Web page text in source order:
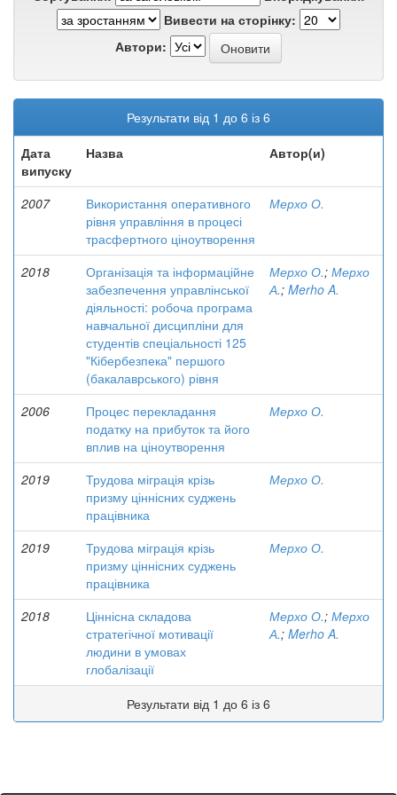
Вивести на сторінку:
Автори:
Результати від 1 до 6 із 6
Дата
випуску
Назва Автор(и)
2007
Використання оперативного
рівня управління в процесі
трасфертного ціноутворення
Мерхо О.
2018
Організація та інформаційне
забезпечення управлінської
діяльності: робоча програма
навчальної дисципліни для
студентів спеціальності 125
"Кібербезпека" першого
(бакалаврського) рівня
Мерхо О.; Мерхо
А.; Merho A.
2006
Процес перекладання
податку на прибуток та його
вплив на ціноутворення
Мерхо О.
2019
Трудова міграція крізь
призму ціннісних суджень
працівника
Мерхо О.
2019
Трудова міграція крізь
призму ціннісних суджень
працівника
Мерхо О.
2018
Ціннісна складова
стратегічної мотивації
людини в умовах
глобалізації
Мерхо О.; Мерхо
А.; Merho A.
Результати від 1 до 6 із 6